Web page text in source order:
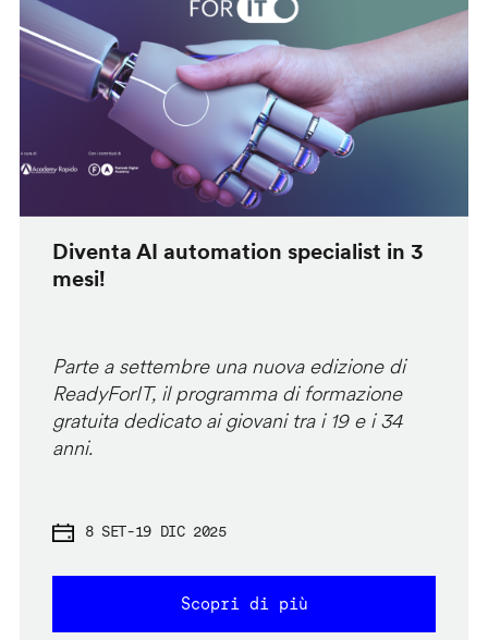
Diventa AI automation specialist in 3
mesi!
Parte a settembre una nuova edizione di
ReadyForIT, il programma di formazione
gratuita dedicato ai giovani tra i 19 e i 34
anni.
8 SET-19 DIC 2025
Scopri di più